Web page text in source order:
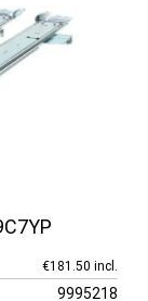
€181.50 incl.
9995218